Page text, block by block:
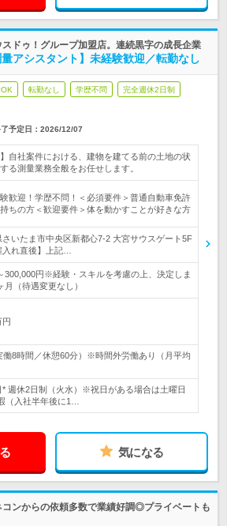
ドゥ！グループ加盟店。連続黒字の成長企業
アシスタント】未経験歓迎／転勤なし
転勤なし 学歴不問 完全週休2日制
予定日： 2026/12/07
】自社案件における、建物を建てる前の土地の状
る測量業務全般をお任せします。
歓迎！学歴不問！＜必須要件＞普通自動車免許
持ちの方＜歓迎要件＞体を動かすことが好きな方
さいたま市中央区新都心7-2 大宮サウスゲート5F
れ直後】上記…
300,000円※経験・スキルを考慮の上、決定しま
（待遇変更なし）
円
働8時間／休憩60分）※時間外労働あり（月平均
* 週休2日制（火水）※祝日がある場合は土曜日
（入社半年後に1…
気になる
ンからの依頼多数で業績好調◎プライベートも